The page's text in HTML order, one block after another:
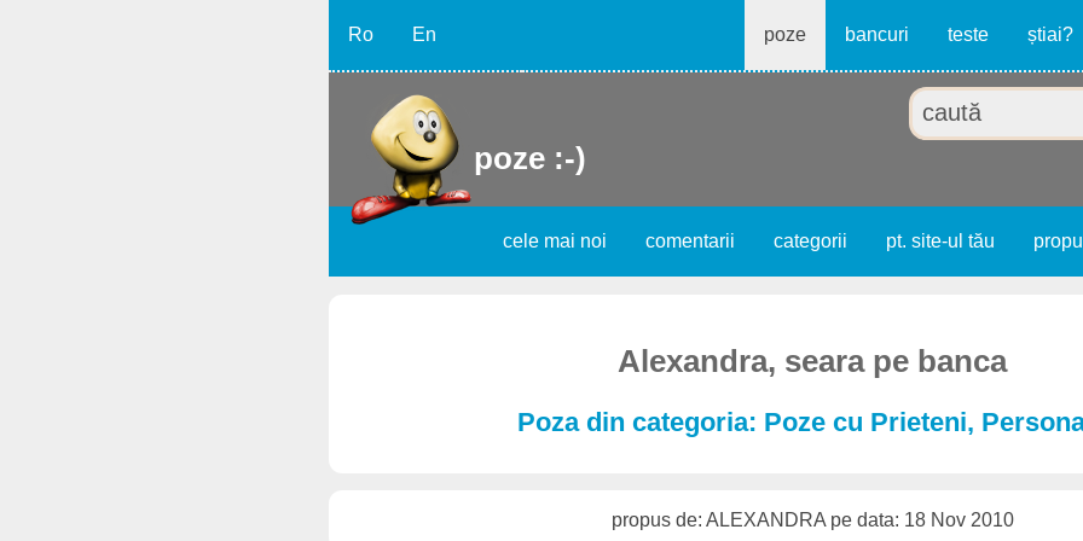
Ro En poze bancuri teste știai?
poze :-)
cele mai noi comentarii categorii pt. site-ul tău
Alexandra, seara pe banca
Poza din categoria: Poze cu Prieteni,
propus de: ALEXANDRA pe data: 18 Nov 2010